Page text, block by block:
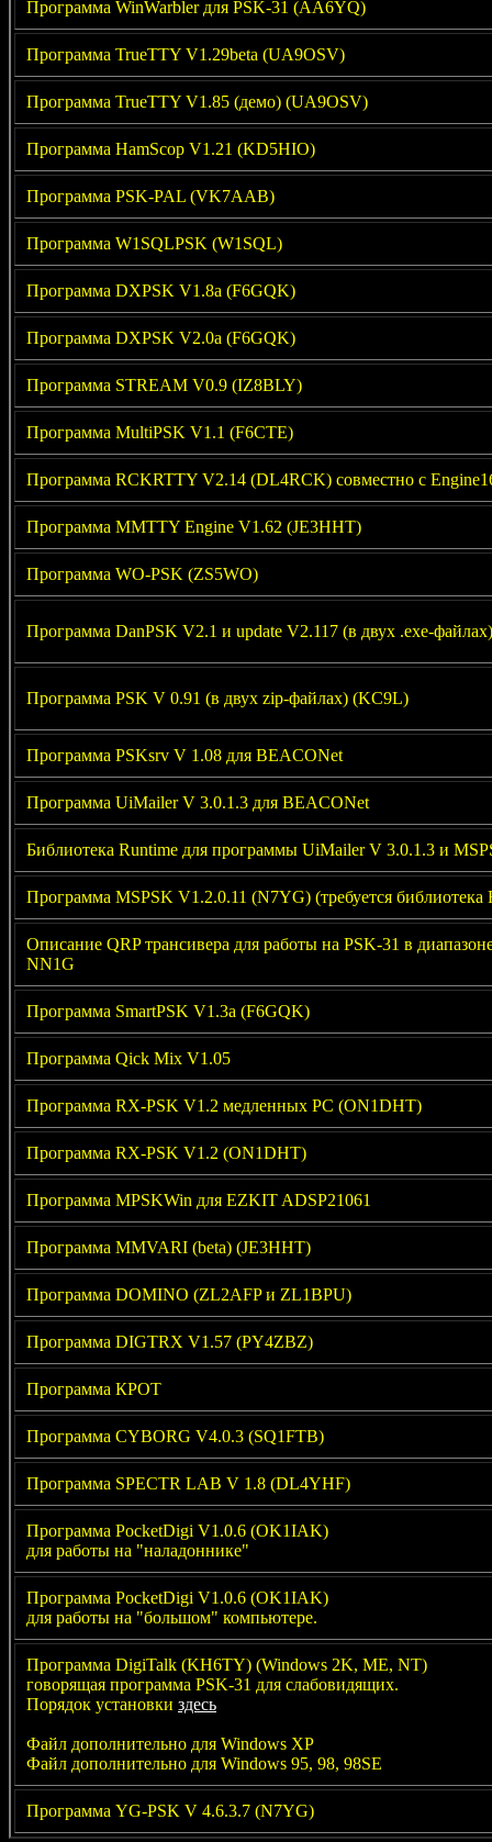
Программа WinWarbler для PSK-31 (AA6YQ)
Программа TrueTTY V1.29beta (UA9OSV)
Программа TrueTTY V1.85 (демо) (UA9OSV)
Программа HamScop V1.21 (KD5HIO)
Программа PSK-PAL (VK7AAB)
Программа W1SQLPSK (W1SQL)
Программа DXPSK V1.8a (F6GQK)
Программа DXPSK V2.0a (F6GQK)
Программа STREAM V0.9 (IZ8BLY)
Программа MultiPSK V1.1 (F6CTE)
Программа RCKRTTY V2.14 (DL4RCK) совместно с
Программа MMTTY Engine V1.62 (JE3HHT)
Программа WO-PSK (ZS5WO)
Программа DanPSK V2.1 и update V2.117 (в двух .exe-
Программа PSK V 0.91 (в двух zip-файлах) (KC9L)
Программа PSKsrv V 1.08 для BEACONet
Программа UiMailer V 3.0.1.3 для BEACONet
Библиотека Runtime для программы UiMailer V 3.0.1.3 и
Программа MSPSK V1.2.0.11 (N7YG) (требуется библиотека
Описание QRP трансивера для работы на PSK-31 в
NN1G
Программа SmartPSK V1.3a (F6GQK)
Программа Qick Mix V1.05
Программа RX-PSK V1.2 медленных РС (ON1DHT)
Программа RX-PSK V1.2 (ON1DHT)
Программа MPSKWin для EZKIT ADSP21061
Программа MMVARI (beta) (JE3HHT)
Программа DOMINO (ZL2AFP и ZL1BPU)
Программа DIGTRX V1.57 (PY4ZBZ)
Программа КРОТ
Программа CYBORG V4.0.3 (SQ1FTB)
Программа SPECTR LAB V 1.8 (DL4YHF)
Программа PocketDigi V1.0.6 (OK1IAK)
для работы на "наладоннике"
Программа PocketDigi V1.0.6 (OK1IAK)
для работы на "большом" компьютере.
Программа DigiTalk (KH6TY) (Windows 2K, ME, NT)
говорящая программа PSK-31 для слабовидящих.
Порядок установки здесь
Файл дополнительно для Windows XP
Файл дополнительно для Windows 95, 98, 98SE
Программа YG-PSK V 4.6.3.7 (N7YG)